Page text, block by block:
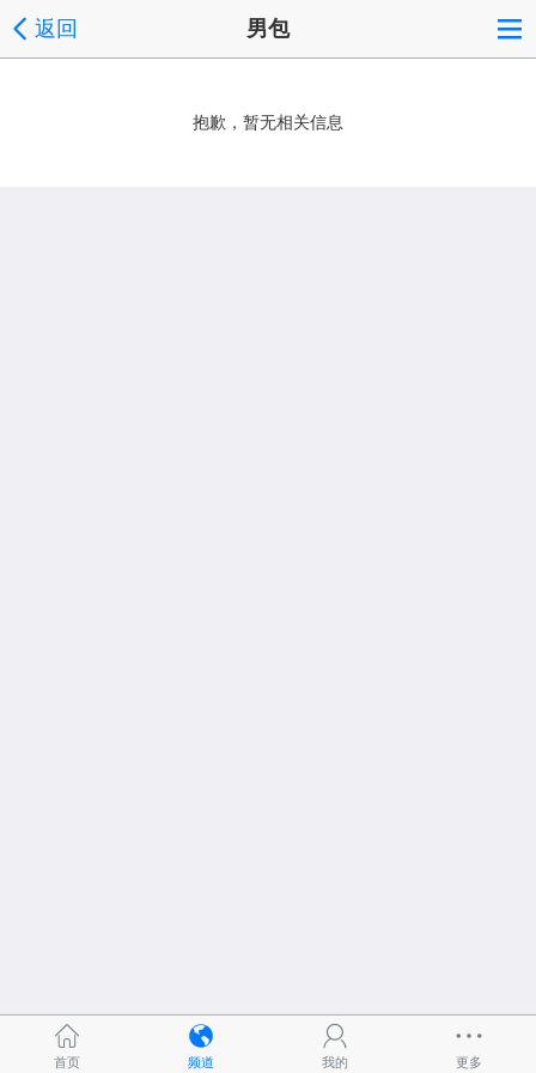
返回 男包
抱歉，暂无相关信息
首页 频道 我的 更多